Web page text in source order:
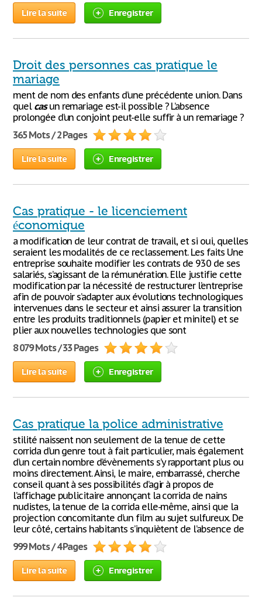
Lire la suite Enregistrer
Droit des personnes cas pratique le
mariage
ment de nom des enfants d’une précédente union. Dans
quel casun remariage est-il possible ? L’absence
prolongée d’un conjoint peut-elle suffir à un remariage ?
365 Mots / 2 Pages
Lire la suite Enregistrer
Cas pratique - le licenciement
économique
a modification de leur contrat de travail, et si oui, quelles
seraient les modalités de ce reclassement. Les faits Une
entreprise souhaite modifier les contrats de 930 de ses
salariés, s’agissant de la rémunération. Elle justifie cette
modification par la nécessité de restructurer l’entreprise
afin de pouvoir s’adapter aux évolutions technologiques
intervenues dans le secteur et ainsi assurer la transition
entre les produits traditionnels (papier et minitel) et se
plier aux nouvelles technologies que sont
8 079 Mots / 33 Pages
Lire la suite Enregistrer
Cas pratique la police administrative
stilité naissent non seulement de la tenue de cette
corrida d’un genre tout à fait particulier, mais également
d’un certain nombre d’évènements s’y rapportant plus ou
moins directement. Ainsi, le maire, embarrassé, cherche
conseil quant à ses possibilités d’agir à propos de
l’affichage publicitaire annonçant la corrida de nains
nudistes, la tenue de la corrida elle-même, ainsi que la
projection concomitante d’un film au sujet sulfureux. De
leur côté, certains habitants s’inquiètent de l’absence de
999 Mots / 4 Pages
Lire la suite Enregistrer